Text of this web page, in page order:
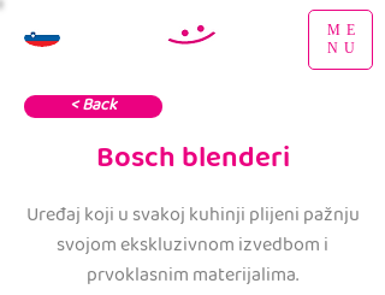
ME
NU
< Back
Bosch blenderi
Uređaj koji u svakoj kuhinji plijeni pažnju
svojom ekskluzivnom izvedbom i
prvoklasnim materijalima.